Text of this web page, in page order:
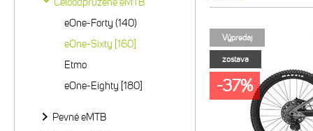
Výpredaj
zostava
-37%
eOne-Forty (140)
eOne-Sixty [160]
Etmo
eOne-Eighty [180]
Pevné eMTB